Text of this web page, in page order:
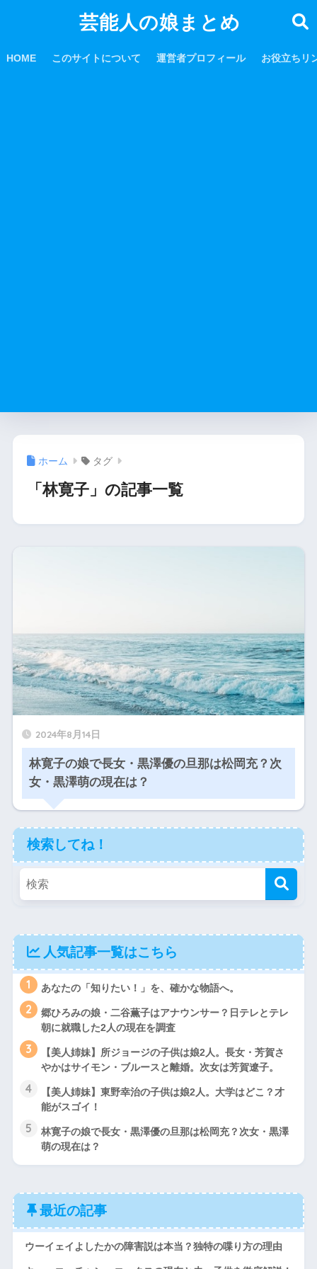
芸能人の娘まとめ
HOME このサイトについて 運営者プロフィール お役立ちリ
ホーム タグ
「林寛子」の記事一覧
2024年8月14日
林寛子の娘で長女・黒澤優の旦那は松岡充？次
女・黒澤萌の現在は？
検索してね！
人気記事一覧はこちら
1 あなたの「知りたい！」を、確かな物語へ。
2
郷ひろみの娘・二谷薫子はアナウンサー？日テレとテレ
朝に就職した2人の現在を調査
3
【美人姉妹】所ジョージの子供は娘2人。長女・芳賀さ
やかはサイモン・ブルースと離婚。次女は芳賀遼子。
4
【美人姉妹】東野幸治の子供は娘2人。大学はどこ？才
能がスゴイ！
5
林寛子の娘で長女・黒澤優の旦那は松岡充？次女・黒澤
萌の現在は？
最近の記事
ウーイェイよしたかの障害説は本当？独特の喋り方の理由